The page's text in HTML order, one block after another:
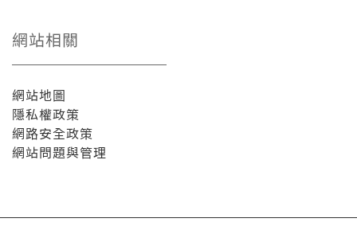
網站相關
網站地圖
隱私權政策
網路安全政策
網站問題與管理